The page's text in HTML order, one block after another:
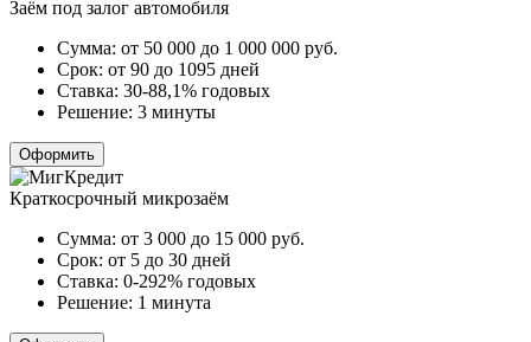
Заём под залог автомобиля
Сумма: от 50 000 до 1 000 000 руб.
Срок: от 90 до 1095 дней
Ставка: 30-88,1% годовых
Решение: 3 минуты
Оформить
Краткосрочный микрозаём
Сумма: от 3 000 до 15 000 руб.
Срок: от 5 до 30 дней
Ставка: 0-292% годовых
Решение: 1 минута